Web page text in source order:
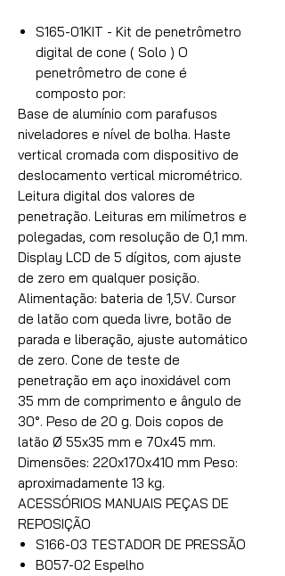
S165-01KIT - Kit de penetrômetro
digital de cone ( Solo ) O
penetrômetro de cone é
composto por:
Base de alumínio com parafusos
niveladores e nível de bolha. Haste
vertical cromada com dispositivo de
deslocamento vertical micrométrico.
Leitura digital dos valores de
penetração. Leituras em milímetros e
polegadas, com resolução de 0,1 mm.
Display LCD de 5 dígitos, com ajuste
de zero em qualquer posição.
Alimentação: bateria de 1,5V. Cursor
de latão com queda livre, botão de
parada e liberação, ajuste automático
de zero. Cone de teste de
penetração em aço inoxidável com
35 mm de comprimento e ângulo de
30°. Peso de 20 g. Dois copos de
latão Ø 55x35 mm e 70x45 mm.
Dimensões: 220x170x410 mm Peso:
aproximadamente 13 kg.
ACESSÓRIOS MANUAIS PEÇAS DE
REPOSIÇÃO
S166-03 TESTADOR DE PRESSÃO
B057-02 Espelho